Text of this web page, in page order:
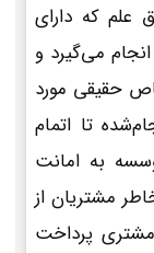
علم که دارای
می‌گیرد و
حقیقی مورد
تا اتمام
به امانت
مشتریان از
پرداخت